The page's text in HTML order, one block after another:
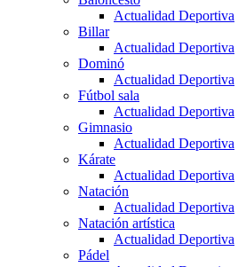
Actualidad Deportiva
Billar
Actualidad Deportiva
Dominó
Actualidad Deportiva
Fútbol sala
Actualidad Deportiva
Gimnasio
Actualidad Deportiva
Kárate
Actualidad Deportiva
Natación
Actualidad Deportiva
Natación artística
Actualidad Deportiva
Pádel